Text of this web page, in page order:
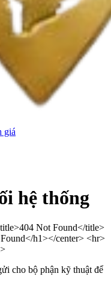
giá
hệ thống
Not Found</title>
h1></center> <hr>
cho bộ phận kỹ thuật để